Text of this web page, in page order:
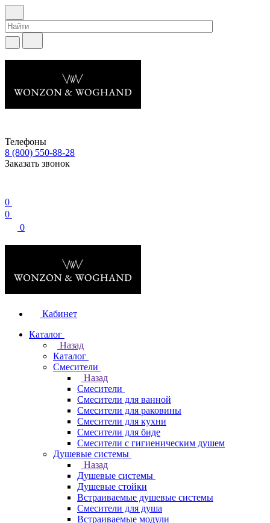
Телефоны
8 (800) 550-88-28
Заказать звонок
0
0
0
Кабинет
Каталог
Назад
Каталог
Смесители
Назад
Смесители
Смесители для ванной
Смесители для раковины
Смесители для кухни
Смесители для биде
Смесители с гигиеническим душем
Душевые системы
Назад
Душевые системы
Душевые стойки
Встраиваемые душевые системы
Смесители для душа
Встраиваемые модули